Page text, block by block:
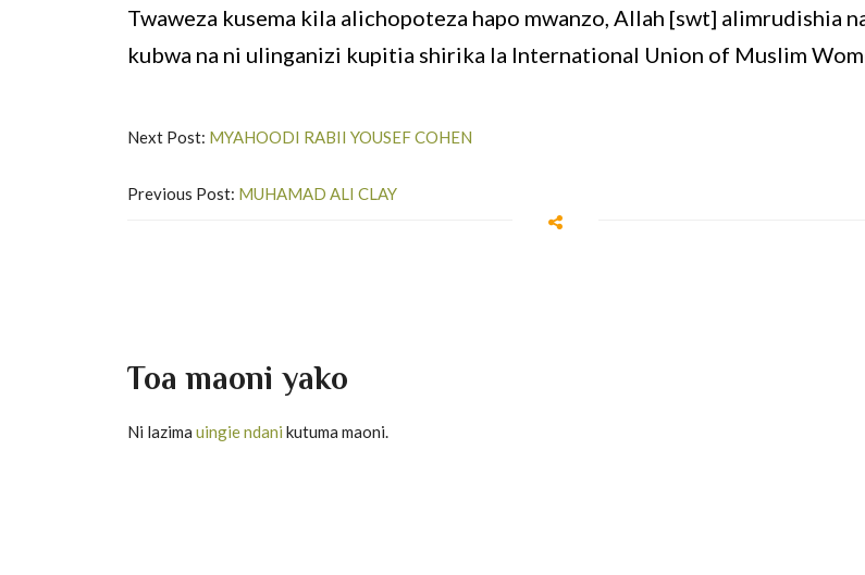
Twaweza kusema kila alichopoteza hapo mwanzo, Allah [swt] alimrudishia
kubwa na ni ulinganizi kupitia shirika la International Union of Muslim
Next Post: MYAHOODI RABII YOUSEF COHEN
Previous Post: MUHAMAD ALI CLAY
Toa maoni yako
Ni lazima uingie ndani kutuma maoni.